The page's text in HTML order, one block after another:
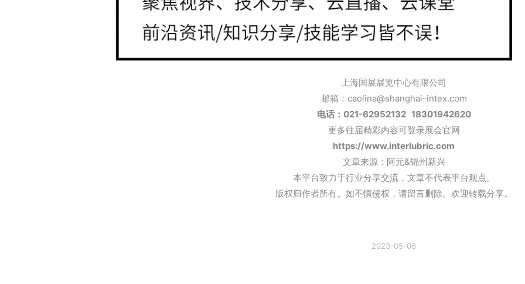
上海国展展览中心有限公司
邮箱：caolina@shanghai-intex.com
电话：021-62952132 18301942620
更多往届精彩内容可登录展会官网
https://www.interlubric.com
文章来源：阿元&锦州新兴
本平台致力于行业分享交流，文章不代表平台观点。
版权归作者所有。如不慎侵权，请留言删除。欢迎转载分享。
2023-05-06